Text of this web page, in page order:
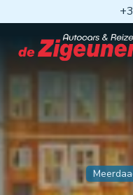
naar
hoofdinhoud